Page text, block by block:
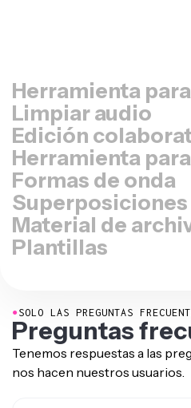
Herramienta
Limpiar audio
Edición
Herramienta
Formas de onda
Material de
Plantillas
●SOLO LAS PREGUNTAS
Preguntas
Tenemos respuestas a las
nos hacen nuestros usuarios.